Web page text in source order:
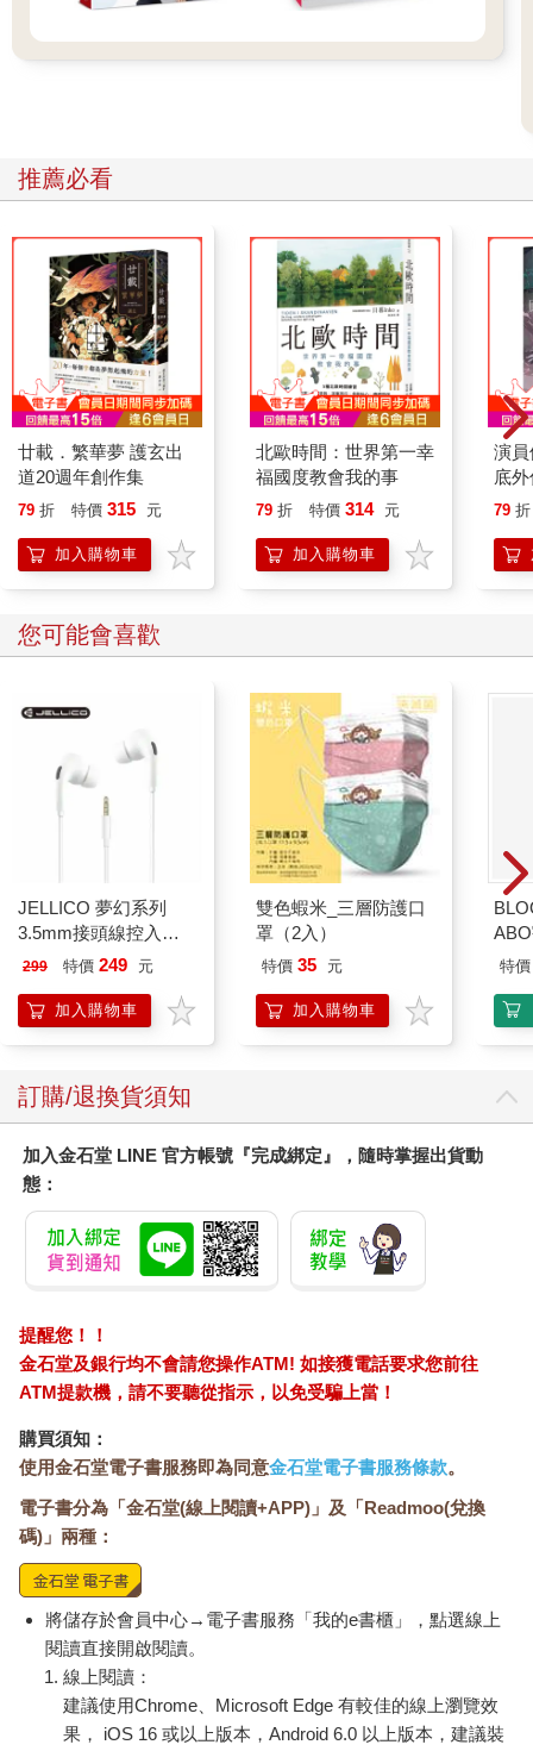
推薦必看
廿載．繁華夢 護玄出
道20週年創作集
79 折 特價 315 元
加入購物車
北歐時間：世界第一幸
福國度教會我的事
79 折 特價 314 元
加入購物車
演
底
79 折
您可能會喜歡
JELLICO 夢幻系列
3.5mm接頭線控入耳
式耳機 JEE-X12-WT
299 特價 249 元
加入購物車
雙色蝦米_三層防護口
罩（2入）
特價 35 元
加入購物車
特價
訂購/退換貨須知
加入金石堂 LINE 官方帳號『完成綁定』，隨時掌握出貨動
態：
提醒您！！
金石堂及銀行均不會請您操作ATM! 如接獲電話要求您前往
ATM提款機，請不要聽從指示，以免受騙上當！
購買須知：
使用金石堂電子書服務即為同意金石堂電子書服務條款。
電子書分為「金石堂(線上閱讀+APP)」及「Readmoo(兌換
碼)」兩種：
將儲存於會員中心→電子書服務「我的e書櫃」，點選線上
閱讀直接開啟閱讀。
線上閱讀：
建議使用Chrome、Microsoft Edge 有較佳的線上瀏覽效
果， iOS 16 或以上版本，Android 6.0 以上版本，建議裝